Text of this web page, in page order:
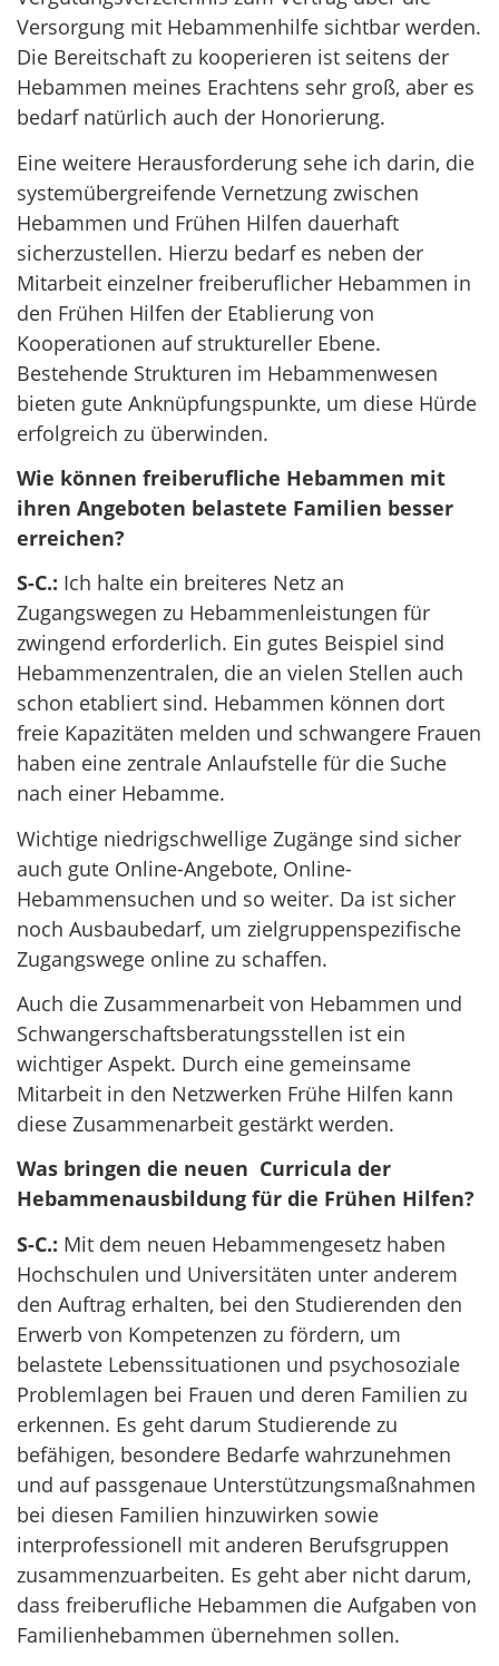
Versorgung mit Hebammenhilfe sichtbar werden.
Die Bereitschaft zu kooperieren ist seitens der
Hebammen meines Erachtens sehr groß, aber es
bedarf natürlich auch der Honorierung.
Eine weitere Herausforderung sehe ich darin, die
systemübergreifende Vernetzung zwischen
Hebammen und Frühen Hilfen dauerhaft
sicherzustellen. Hierzu bedarf es neben der
Mitarbeit einzelner freiberuflicher Hebammen in
den Frühen Hilfen der Etablierung von
Kooperationen auf struktureller Ebene.
Bestehende Strukturen im Hebammenwesen
bieten gute Anknüpfungspunkte, um diese Hürde
erfolgreich zu überwinden.
Wie können freiberufliche Hebammen mit
ihren Angeboten belastete Familien besser
erreichen?
S-C.: Ich halte ein breiteres Netz an
Zugangswegen zu Hebammenleistungen für
zwingend erforderlich. Ein gutes Beispiel sind
Hebammenzentralen, die an vielen Stellen auch
schon etabliert sind. Hebammen können dort
freie Kapazitäten melden und schwangere Frauen
haben eine zentrale Anlaufstelle für die Suche
nach einer Hebamme.
Wichtige niedrigschwellige Zugänge sind sicher
auch gute Online-Angebote, Online-
Hebammensuchen und so weiter. Da ist sicher
noch Ausbaubedarf, um zielgruppenspezifische
Zugangswege online zu schaffen.
Auch die Zusammenarbeit von Hebammen und
Schwangerschaftsberatungsstellen ist ein
wichtiger Aspekt. Durch eine gemeinsame
Mitarbeit in den Netzwerken Frühe Hilfen kann
diese Zusammenarbeit gestärkt werden.
Was bringen die neuen Curricula der
Hebammenausbildung für die Frühen Hilfen?
S-C.: Mit dem neuen Hebammengesetz haben
Hochschulen und Universitäten unter anderem
den Auftrag erhalten, bei den Studierenden den
Erwerb von Kompetenzen zu fördern, um
belastete Lebenssituationen und psychosoziale
Problemlagen bei Frauen und deren Familien zu
erkennen. Es geht darum Studierende zu
befähigen, besondere Bedarfe wahrzunehmen
und auf passgenaue Unterstützungsmaßnahmen
bei diesen Familien hinzuwirken sowie
interprofessionell mit anderen Berufsgruppen
zusammenzuarbeiten. Es geht aber nicht darum,
dass freiberufliche Hebammen die Aufgaben von
Familienhebammen übernehmen sollen.